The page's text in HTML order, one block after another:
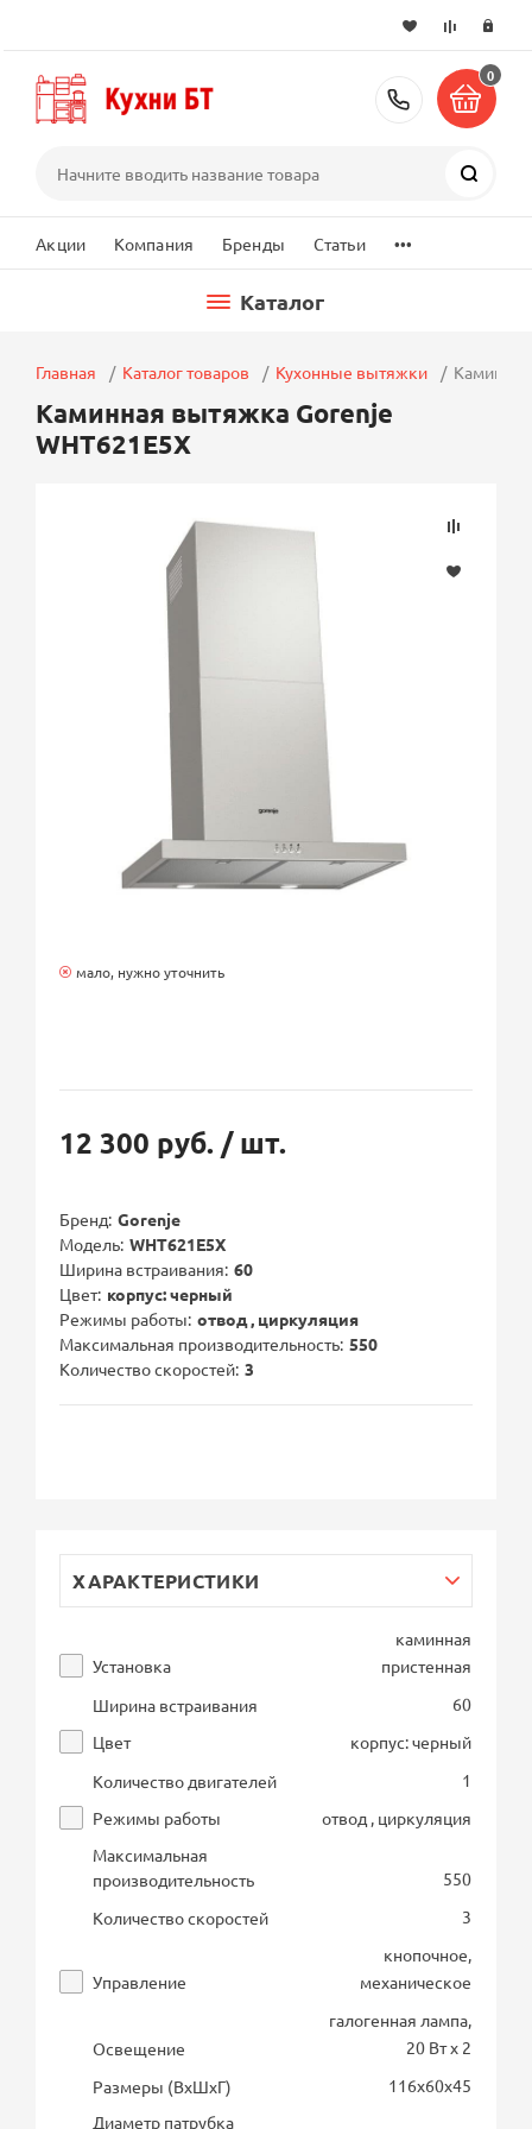
+7 (495)
0
Акции Компания Бренды Статьи ...
Каталог
Главная Каталог товаров Кухонные вытяжки
Каминная вытяжка Gorenje
WHT621E5X
мало, нужно уточнить
12 300 руб. / шт.
Бренд Gorenje
Модель WHT621E5X
Ширина встраивания 60
Цвет корпус: черный
Режимы работы отвод , циркуляция
Максимальная производительность 550
Количество скоростей 3
ХАРАКТЕРИСТИКИ
Установка
каминная
пристенная
Ширина встраивания
60
Цвет
корпус: черный
Количество двигателей
1
Режимы работы
отвод , циркуляция
Максимальная
производительность
550
Количество скоростей
3
Управление
кнопочное,
механическое
Освещение
галогенная лампа,
20 Вт х 2
Размеры (ВхШхГ)
116х60х45
Диаметр патрубка